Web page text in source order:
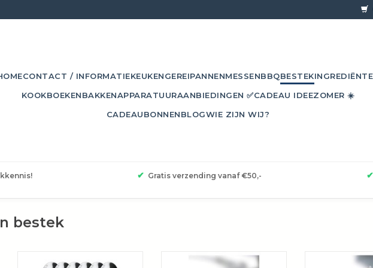
CONTACT / INFORMATIEKEUKENGEREIPANNENMESSENBBQBESTEK
KOOKBOEKENBAKKENAPPARATUURAANBIEDINGEN ✅CADEAU IDEEZOMER ☀️
CADEAUBONNENBLOGWIE ZIJN WIJ?
✔ Gratis verzending vanaf €50,- ✔
bestek
De "One Extra" espressolepelset
Dankzij de